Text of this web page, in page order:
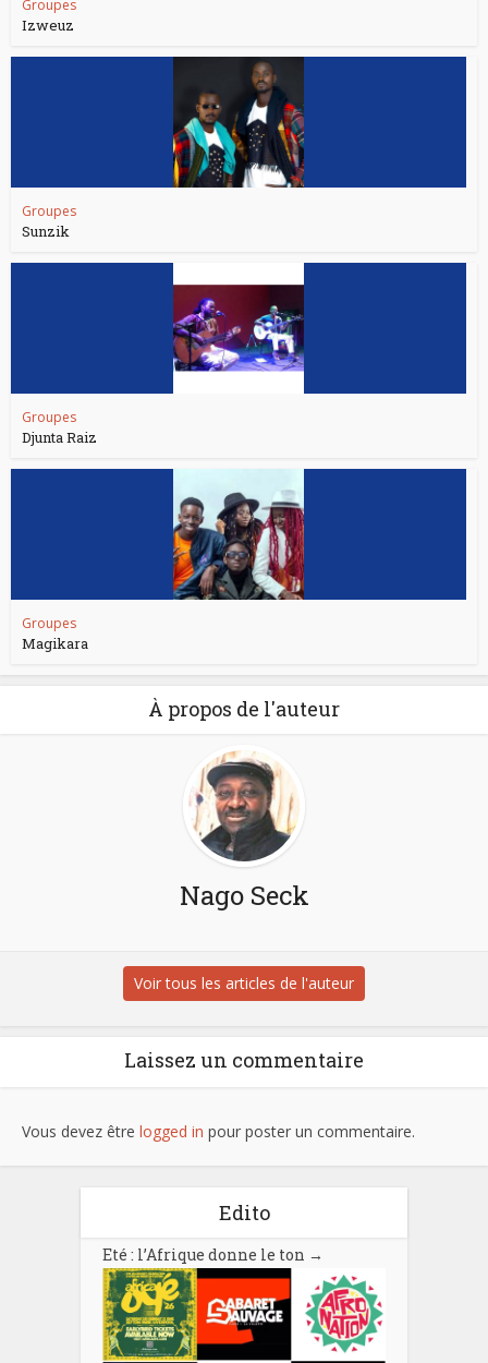
Groupes
Izweuz
Groupes
Sunzik
Groupes
Djunta Raiz
Groupes
Magikara
À propos de l'auteur
Nago Seck
Voir tous les articles de l'auteur
Laissez un commentaire
Vous devez être logged in pour poster un commentaire.
Edito
Eté : l’Afrique donne le ton →